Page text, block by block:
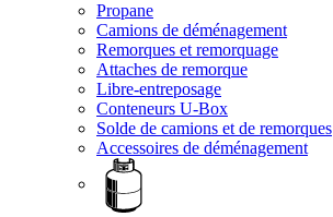
Propane
Camions de déménagement
Remorques et remorquage
Attaches de remorque
Libre-entreposage
Conteneurs U-Box
Solde de camions et de remorques
Accessoires de déménagement